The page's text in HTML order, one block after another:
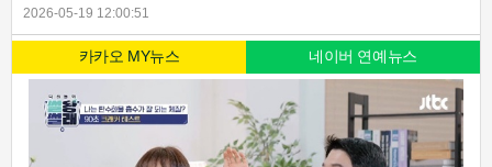
2026-05-19 12:00:51
카카오 MY뉴스 네이버 연예뉴스